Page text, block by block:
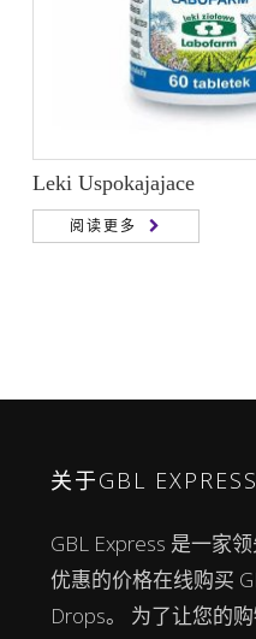
Leki Uspokajajace
阅读更多
关于GBL EXPRESS
GBL Express 是一家
优惠的价格在线购买
Drops。 为了让您的